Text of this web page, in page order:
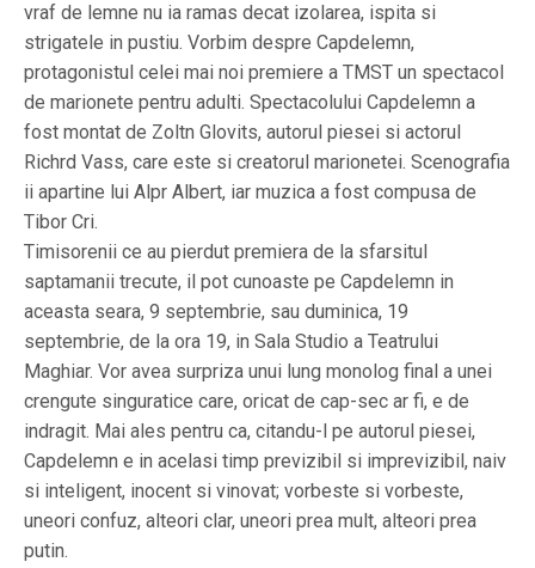
vraf de lemne nu ia ramas decat izolarea, ispita si
strigatele in pustiu. Vorbim despre Capdelemn,
protagonistul celei mai noi premiere a TMST un spectacol
de marionete pentru adulti. Spectacolului Capdelemn a
fost montat de Zoltn Glovits, autorul piesei si actorul
Richrd Vass, care este si creatorul marionetei. Scenografia
ii apartine lui Alpr Albert, iar muzica a fost compusa de
Tibor Cri.
Timisorenii ce au pierdut premiera de la sfarsitul
saptamanii trecute, il pot cunoaste pe Capdelemn in
aceasta seara, 9 septembrie, sau duminica, 19
septembrie, de la ora 19, in Sala Studio a Teatrului
Maghiar. Vor avea surpriza unui lung monolog final a unei
crengute singuratice care, oricat de cap-sec ar fi, e de
indragit. Mai ales pentru ca, citandu-l pe autorul piesei,
Capdelemn e in acelasi timp previzibil si imprevizibil, naiv
si inteligent, inocent si vinovat; vorbeste si vorbeste,
uneori confuz, alteori clar, uneori prea mult, alteori prea
putin.